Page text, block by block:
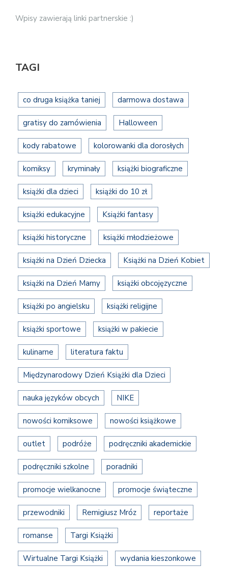
Wpisy zawierają linki partnerskie :)
TAGI
co druga książka taniej darmowa dostawa
gratisy do zamówienia Halloween
kody rabatowe kolorowanki dla dorosłych
komiksy kryminały książki biograficzne
książki dla dzieci książki do 10 zł
książki edukacyjne Książki fantasy
książki historyczne książki młodzieżowe
książki na Dzień Dziecka Książki na Dzień Kobiet
książki na Dzień Mamy książki obcojęzyczne
książki po angielsku książki religijne
książki sportowe książki w pakiecie
kulinarne literatura faktu
Międzynarodowy Dzień Książki dla Dzieci
nauka języków obcych NIKE
nowości komiksowe nowości książkowe
outlet podróże podręczniki akademickie
podręczniki szkolne poradniki
promocje wielkanocne promocje świąteczne
przewodniki Remigiusz Mróz reportaże
romanse Targi Książki
Wirtualne Targi Książki wydania kieszonkowe